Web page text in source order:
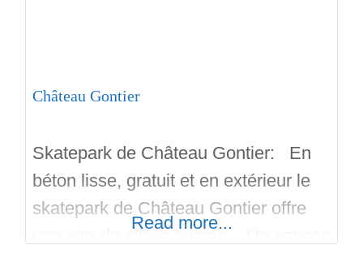
Château Gontier
Skatepark de Château Gontier: En
béton lisse, gratuit et en extérieur le
skatepark de Château Gontier offre
une aire de glisse sympa. Un espace
Read more...